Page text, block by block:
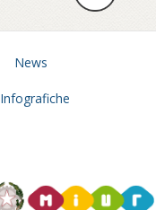
News
Infografiche